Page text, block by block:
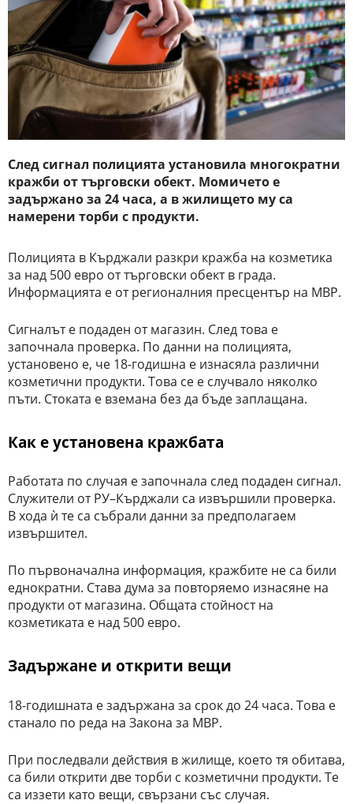
След сигнал полицията установила многократни
кражби от търговски обект. Момичето е
задържано за 24 часа, а в жилището му са
намерени торби с продукти.
Полицията в Кърджали разкри кражба на козметика
за над 500 евро от търговски обект в града.
Информацията е от регионалния пресцентър на МВР.
Сигналът е подаден от магазин. След това е
започнала проверка. По данни на полицията,
установено е, че 18-годишна е изнасяла различни
козметични продукти. Това се е случвало няколко
пъти. Стоката е вземана без да бъде заплащана.
Как е установена кражбата
Работата по случая е започнала след подаден сигнал.
Служители от РУ–Кърджали са извършили проверка.
В хода ѝ те са събрали данни за предполагаем
извършител.
По първоначална информация, кражбите не са били
еднократни. Става дума за повторяемо изнасяне на
продукти от магазина. Общата стойност на
козметиката е над 500 евро.
Задържане и открити вещи
18-годишната е задържана за срок до 24 часа. Това е
станало по реда на Закона за МВР.
При последвали действия в жилище, което тя обитава,
са били открити две торби с козметични продукти. Те
са иззети като вещи, свързани със случая.